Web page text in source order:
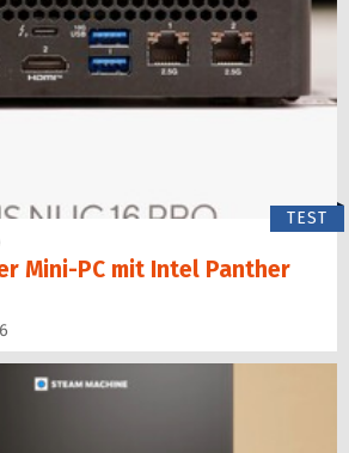
TEST
Mini-PC mit Intel Panther